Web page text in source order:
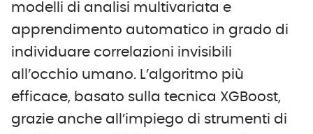
modelli di analisi multivariata e
apprendimento automatico in grado di
individuare correlazioni invisibili
all’occhio umano. L’algoritmo più
efficace, basato sulla tecnica XGBoost,
grazie anche all’impiego di strumenti di